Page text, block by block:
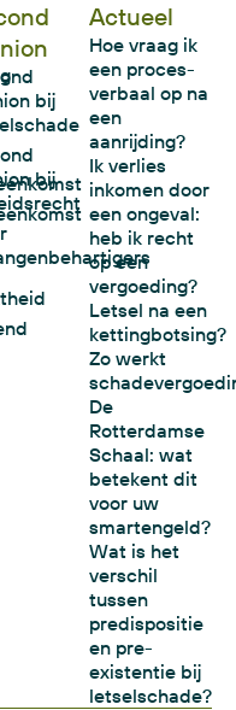
bij
bij
Actueel
Hoe vraag ik
een proces-
verbaal op na
een
aanrijding?
Ik verlies
inkomen door
een ongeval:
heb ik recht
op een
vergoeding?
Letsel na een
kettingbotsing?
Zo werkt
De
Rotterdamse
Schaal: wat
betekent dit
voor uw
smartengeld?
Wat is het
verschil
tussen
predispositie
en pre-
existentie bij
letselschade?